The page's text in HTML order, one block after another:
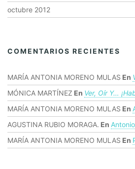
octubre 2012
COMENTARIOS RECIENTES
MARÍA ANTONIA MORENO MULAS En
MÓNICA MARTÍNEZ En Ver, Oír Y…
MARÍA ANTONIA MORENO MULAS En
AGUSTINA RUBIO MORAGA. En
MARÍA ANTONIA MORENO MULAS En